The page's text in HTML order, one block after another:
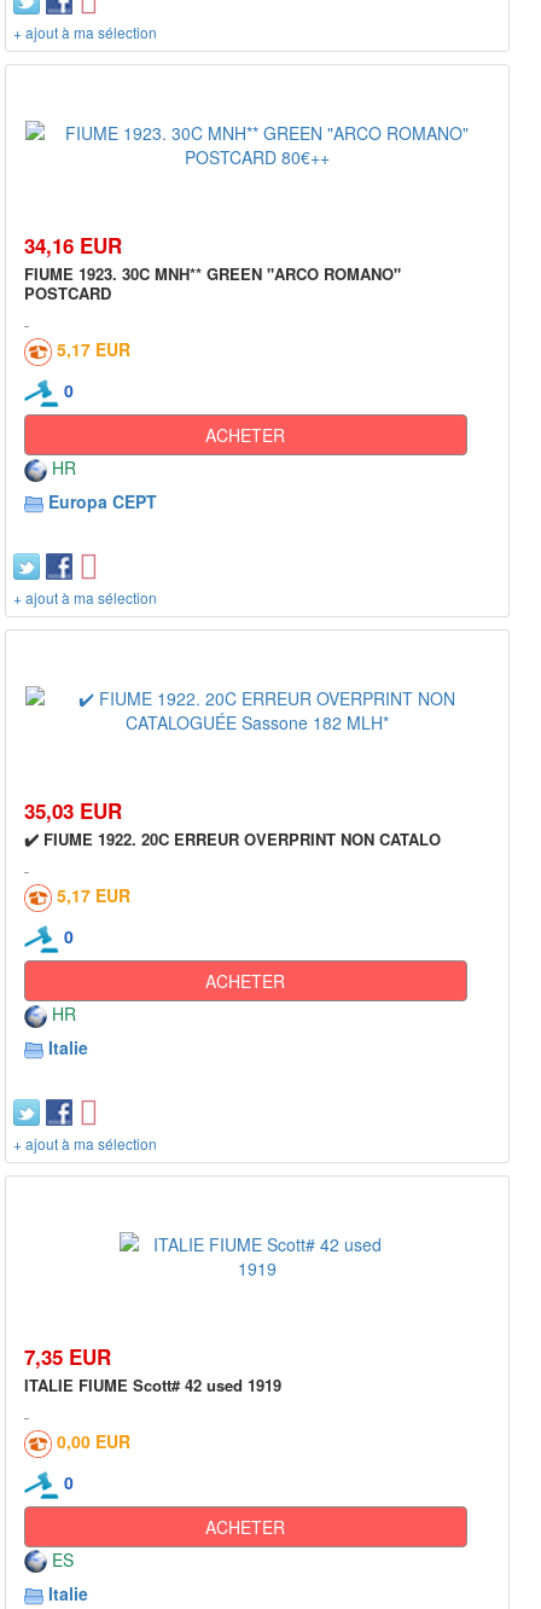
+ ajout à ma sélection
34,16 EUR
FIUME 1923. 30C MNH** GREEN "ARCO ROMANO"
POSTCARD
5,17 EUR
0
ACHETER
HR
Europa CEPT
+ ajout à ma sélection
35,03 EUR
✔️ FIUME 1922. 20C ERREUR OVERPRINT NON CATALO
5,17 EUR
0
ACHETER
HR
Italie
+ ajout à ma sélection
7,35 EUR
ITALIE FIUME Scott# 42 used 1919
0,00 EUR
0
ACHETER
ES
Italie